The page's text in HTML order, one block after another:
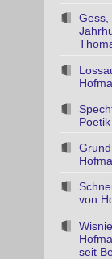
Gess,
von
seit